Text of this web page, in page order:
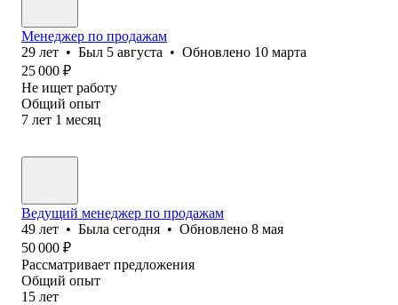
Менеджер по продажам
29 лет • Был 5 августа • Обновлено 10 марта
25 000 ₽
Не ищет работу
Общий опыт
7 лет 1 месяц
Ведущий менеджер по продажам
49 лет • Была сегодня • Обновлено 8 мая
50 000 ₽
Рассматривает предложения
Общий опыт
15 лет